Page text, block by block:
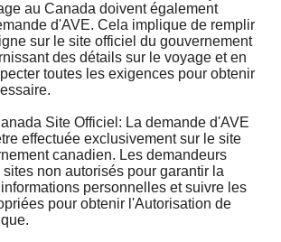
au Canada doivent également
d'AVE. Cela implique de remplir
sur le site officiel du gouvernement
des détails sur le voyage et en
toutes les exigences pour obtenir
Site Officiel: La demande d'AVE
effectuée exclusivement sur le site
canadien. Les demandeurs
non autorisés pour garantir la
personnelles et suivre les
pour obtenir l'Autorisation de